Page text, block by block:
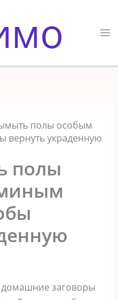
полы особым
вернуть украденную
полы
заговоры